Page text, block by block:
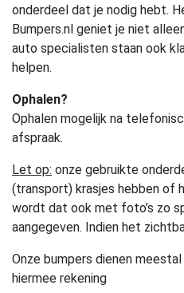
onderdeel dat je nodig hebt.
Bumpers.nl geniet je niet
auto specialisten staan ook
helpen.
Ophalen?
Ophalen mogelijk na
afspraak.
Let op: onze gebruikte
(transport) krasjes hebben of
wordt dat ook met foto’s zo
aangegeven. Indien het
Onze bumpers dienen
hiermee rekening